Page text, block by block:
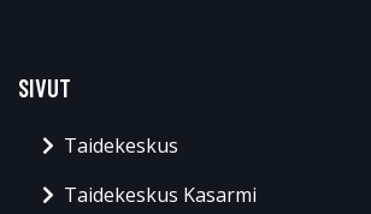
SIVUT
Taidekeskus
Taidekeskus Kasarmi